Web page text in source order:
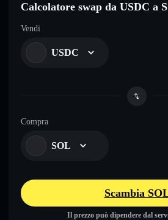
Calcolatore swap da USDC a
Vendi
USDC
Compra
SOL
Scambia
Il prezzo può dipendere dal